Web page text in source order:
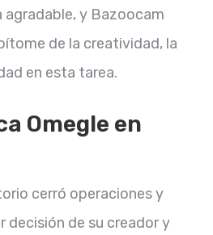
agradable, y Bazoocam
de la creatividad, la
en esta tarea.
Omegle en
cerró operaciones y
decisión de su creador y